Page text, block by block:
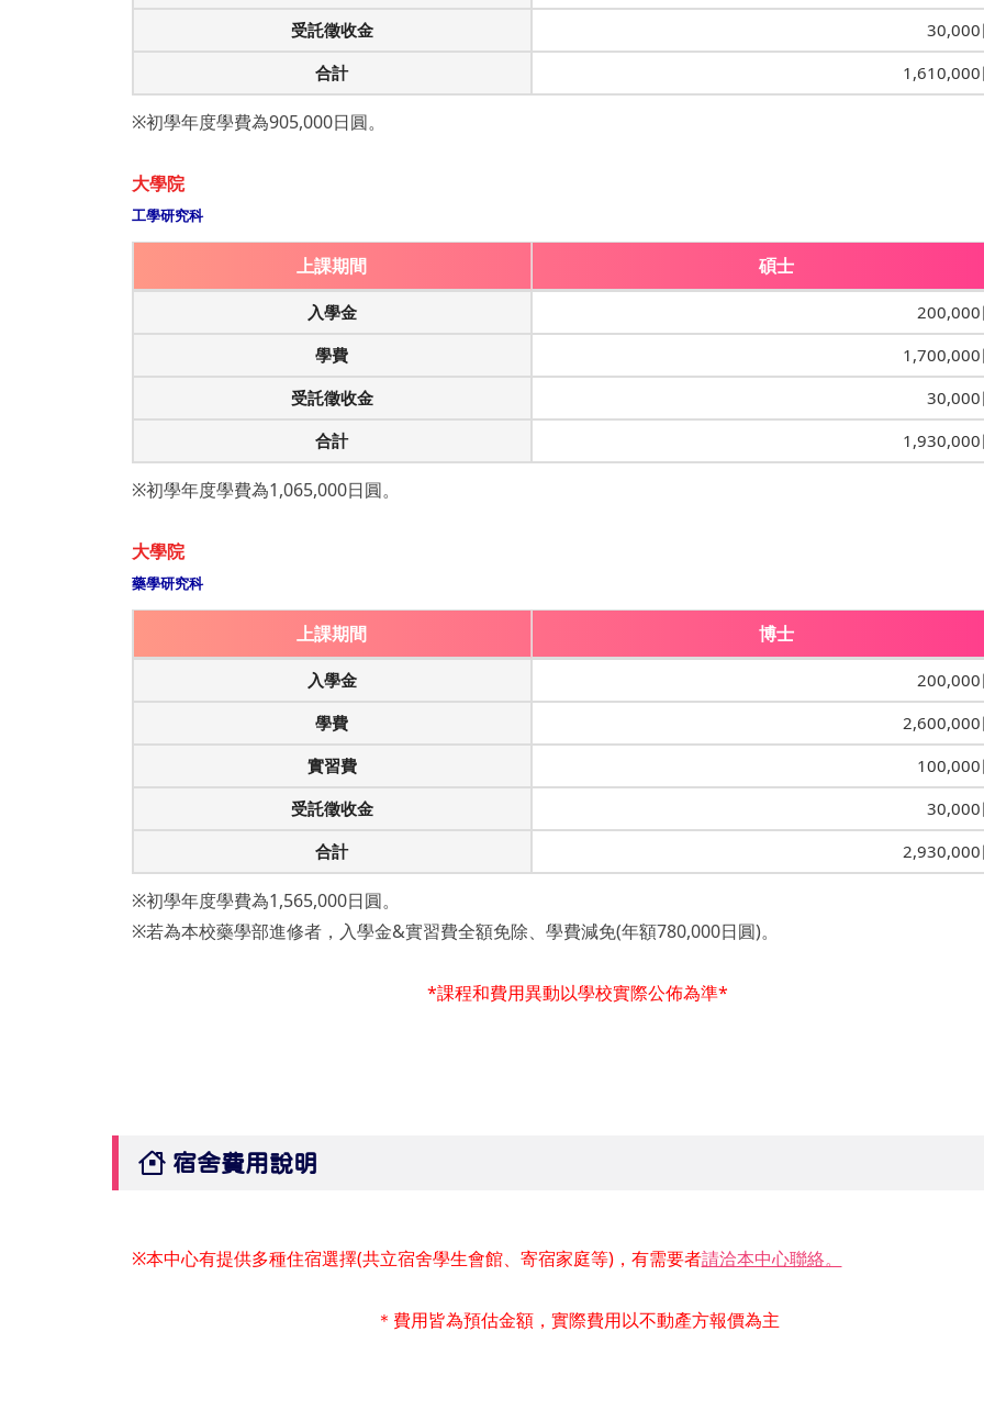
受託徵收金
30,000
合計
1,610,000
※初學年度學費為905,000日圓。
大學院
工學研究科
上課期間 碩士
入學金
200,000
學費
1,700,000
受託徵收金
30,000
合計
1,930,000
※初學年度學費為1,065,000日圓。
大學院
藥學研究科
上課期間 博士
入學金
200,000
學費
2,600,000
實習費
100,000
受託徵收金
30,000
合計
2,930,000
※初學年度學費為1,565,000日圓。
※若為本校藥學部進修者，入學金&實習費全額免除、學費減免(年額780,000日圓)。
*課程和費用異動以學校實際公佈為準*
宿舍費用說明
※本中心有提供多種住宿選擇(共立宿舍學生會館、寄宿家庭等)，有需要者請洽本中心聯絡。
＊費用皆為預估金額，實際費用以不動產方報價為主